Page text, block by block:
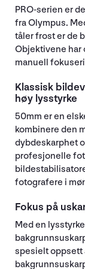
PRO-serien er
fra Olympus.
tåler frost er de
Objektivene har
manuell
Klassisk
høy lysstyrke
50mm er en
kombinere den
dybdeskarphet
profesjonelle
fotografere i
Fokus på
Med en
spesielt oppsett